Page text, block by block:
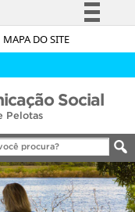
MAPA DO SITE
Simplifique!
à informação
Legislação
Canais
Social
Pelotas